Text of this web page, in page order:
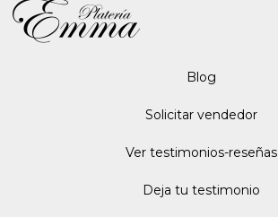
Blog
Solicitar vendedor
Ver testimonios-reseñas
Deja tu testimonio